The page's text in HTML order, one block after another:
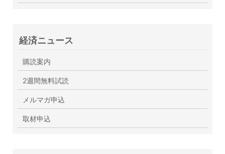
経済ニュース
購読案内
2週間無料試読
メルマガ申込
取材申込